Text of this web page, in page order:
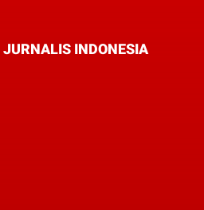
INDONESIA